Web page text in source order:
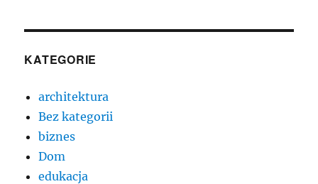
KATEGORIE
architektura
Bez kategorii
biznes
Dom
edukacja